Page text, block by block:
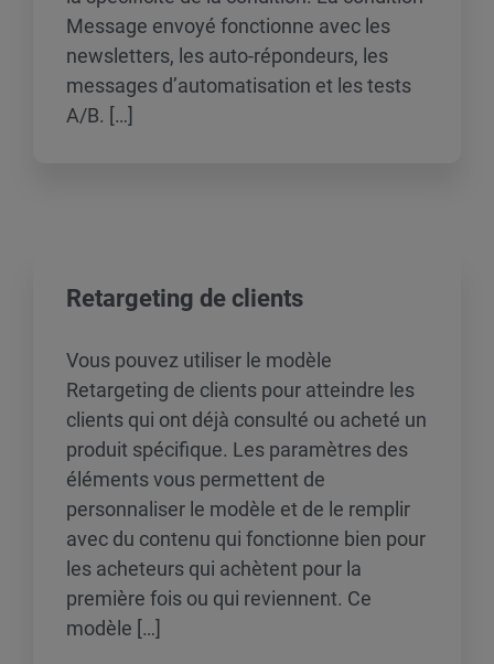
Message envoyé fonctionne avec les
newsletters, les auto-répondeurs, les
messages d’automatisation et les tests
A/B. […]
Retargeting de clients
Vous pouvez utiliser le modèle
Retargeting de clients pour atteindre les
clients qui ont déjà consulté ou acheté un
produit spécifique. Les paramètres des
éléments vous permettent de
personnaliser le modèle et de le remplir
avec du contenu qui fonctionne bien pour
les acheteurs qui achètent pour la
première fois ou qui reviennent. Ce
modèle […]